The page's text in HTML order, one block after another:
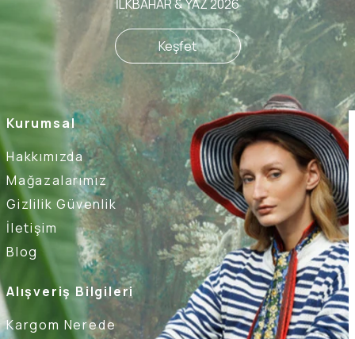
Kurumsal
Hakkımızda
Mağazalarımız
Gizlilik Güvenlik
İletişim
Blog
Alışveriş Bilgileri
Kargom Nerede
İLKBAHAR & YAZ 2026
Keşfet